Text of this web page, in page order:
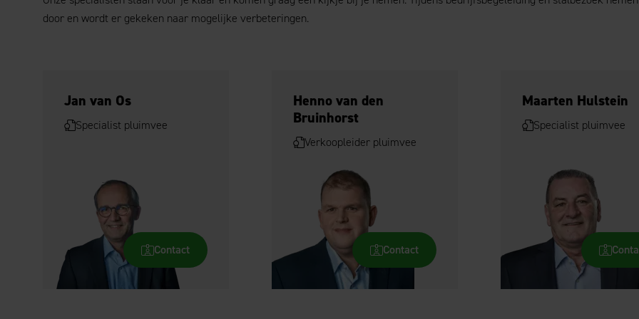
door en wordt er gekeken naar mogelijke verbeteringen.
Jan van Os
Specialist pluimvee
Contact
Henno van den
Bruinhorst
Verkoopleider pluimvee
Contact
Maarten Hulstein
Specialist pluimvee